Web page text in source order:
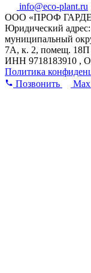
info@eco-plant.ru
ООО «ПРОФ
Юридический адрес:
муниципальный
7А, к. 2, помещ. 18П
ИНН 9718183910 ,
Политика
Позвонить
Max